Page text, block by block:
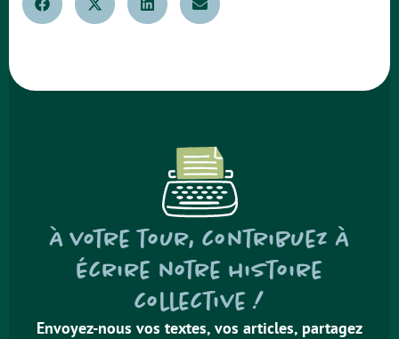
À votre tour, contribuez à
écrire notre histoire
collective !
Envoyez-nous vos textes, vos articles, partagez